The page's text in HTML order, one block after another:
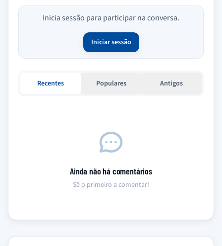
Inicia sessão para participar na conversa.
Iniciar sessão
Recentes Populares Antigos
Ainda não há comentários
Sê o primeiro a comentar!